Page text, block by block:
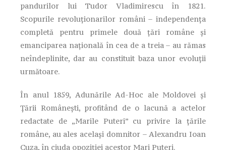
pandurilor lui Tudor Vladimirescu în 1821.
Scopurile revoluționarilor români – independența
completă pentru primele două țări române și
emanciparea națională în cea de a treia – au rămas
neîndeplinite, dar au constituit baza unor evoluții
următoare.
În anul 1859, Adunările Ad-Hoc ale Moldovei și
Țării Românești, profitând de o lacună a actelor
redactate de „Marile Puteri” cu privire la țările
române, au ales același domnitor – Alexandru Ioan
Cuza, în ciuda opoziției acestor Mari Puteri.